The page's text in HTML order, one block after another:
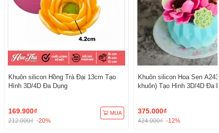
Khuôn silicon Hồng Trà Đại 13cm Tạo
Hình 3D/4D Đa Dụng
169.900₫
212.000₫ -20%
MUA
Khuôn silicon Hoa Sen
khuôn) Tạo Hình 3D/4D Đa
375.000₫
424.000₫ -12%